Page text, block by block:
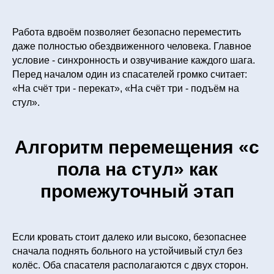
Работа вдвоём позволяет безопасно переместить
даже полностью обездвиженного человека. Главное
условие - синхронность и озвучивание каждого шага.
Перед началом один из спасателей громко считает:
«На счёт три - перекат», «На счёт три - подъём на
стул».
Алгоритм перемещения «с
пола на стул» как
промежуточный этап
Если кровать стоит далеко или высоко, безопаснее
сначала поднять больного на устойчивый стул без
колёс. Оба спасателя располагаются с двух сторон.